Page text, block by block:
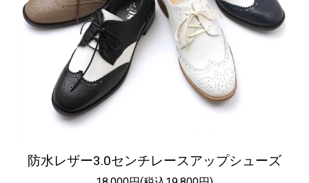
防水レザー3.0センチレースアップシューズ